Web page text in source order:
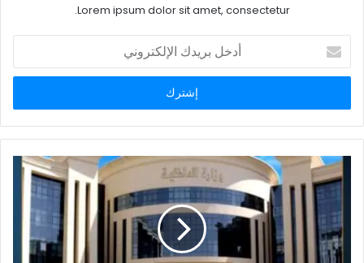
Lorem ipsum dolor sit amet, consectetur.
أدخل
بريدك
الإلكتروني